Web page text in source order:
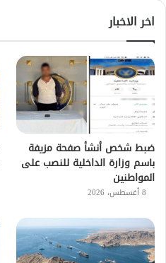
اخر الاخبار
ضبط شخص أنشأ صفحة مزيفة
باسم وزارة الداخلية للنصب على
المواطنين
8 أغسطس، 2026